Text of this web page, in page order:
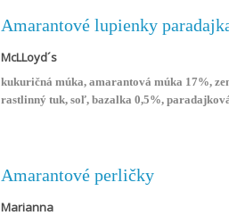
Amarantové lupienky
McLLoyd´s
kukuričná múka, amarantová múka 17%,
rastlinný tuk, soľ, bazalka 0,5%,
Amarantové perličky
Marianna